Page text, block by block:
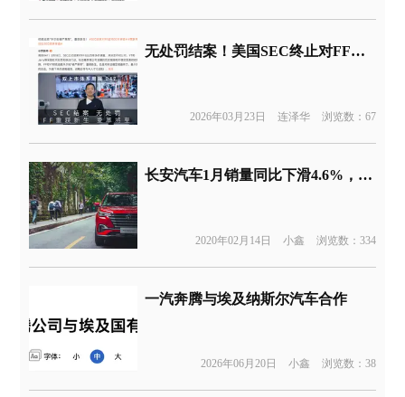
无处罚结案！美国SEC终止对FF调查
2026年03月23日 连泽华 浏览数：67
长安汽车1月销量同比下滑4.6%，福特品牌开年逆势增长
2020年02月14日 小鑫 浏览数：334
一汽奔腾与埃及纳斯尔汽车合作
2026年06月20日 小鑫 浏览数：38